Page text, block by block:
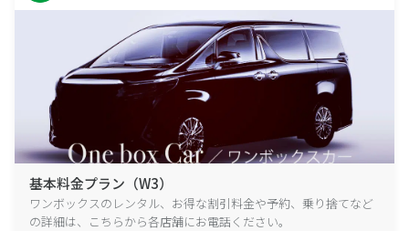
基本料金プラン（W3）
ワンボックスのレンタル、お得な割引料金や予約、乗り捨てなど
の詳細は、こちらから各店舗にお電話ください。